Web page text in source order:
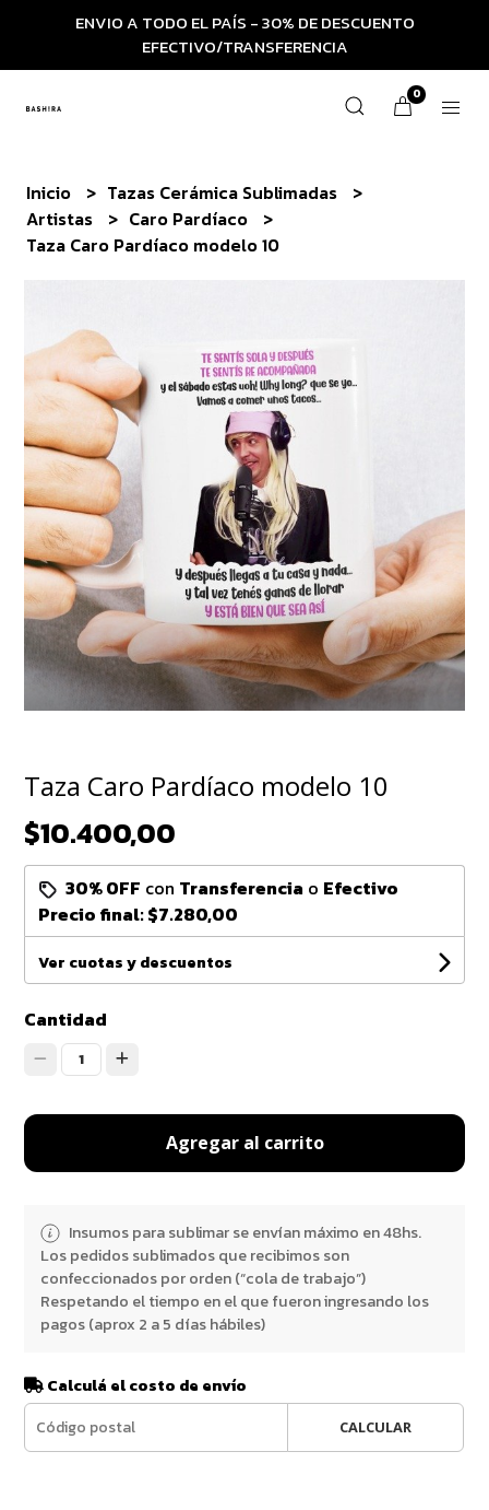
ENVIO A TODO EL PAÍS - 30% DE DESCUENTO
EFECTIVO/TRANSFERENCIA
0
Inicio
Tazas Cerámica Sublimadas
Artistas
Caro Pardíaco
Taza Caro Pardíaco modelo 10
Taza Caro Pardíaco modelo 10
$10.400,00
30% OFF con Transferencia o Efectivo
Precio final:$7.280,00
Ver cuotas y descuentos
Cantidad
1
Agregar al carrito
Insumos para sublimar se envían máximo en 48hs.
Los pedidos sublimados que recibimos son
confeccionados por orden (“cola de trabajo”)
Respetando el tiempo en el que fueron ingresando los
pagos (aprox 2 a 5 días hábiles)
Calculá el costo de envío
CALCULAR